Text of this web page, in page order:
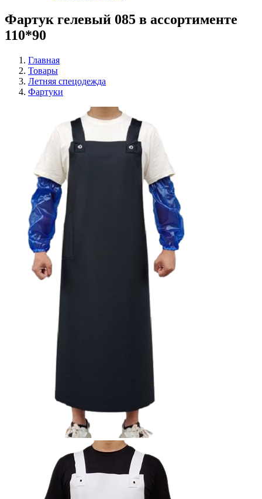
Фартук гелевый 085 в ассортименте
110*90
Главная
Товары
Летняя спецодежда
Фартуки